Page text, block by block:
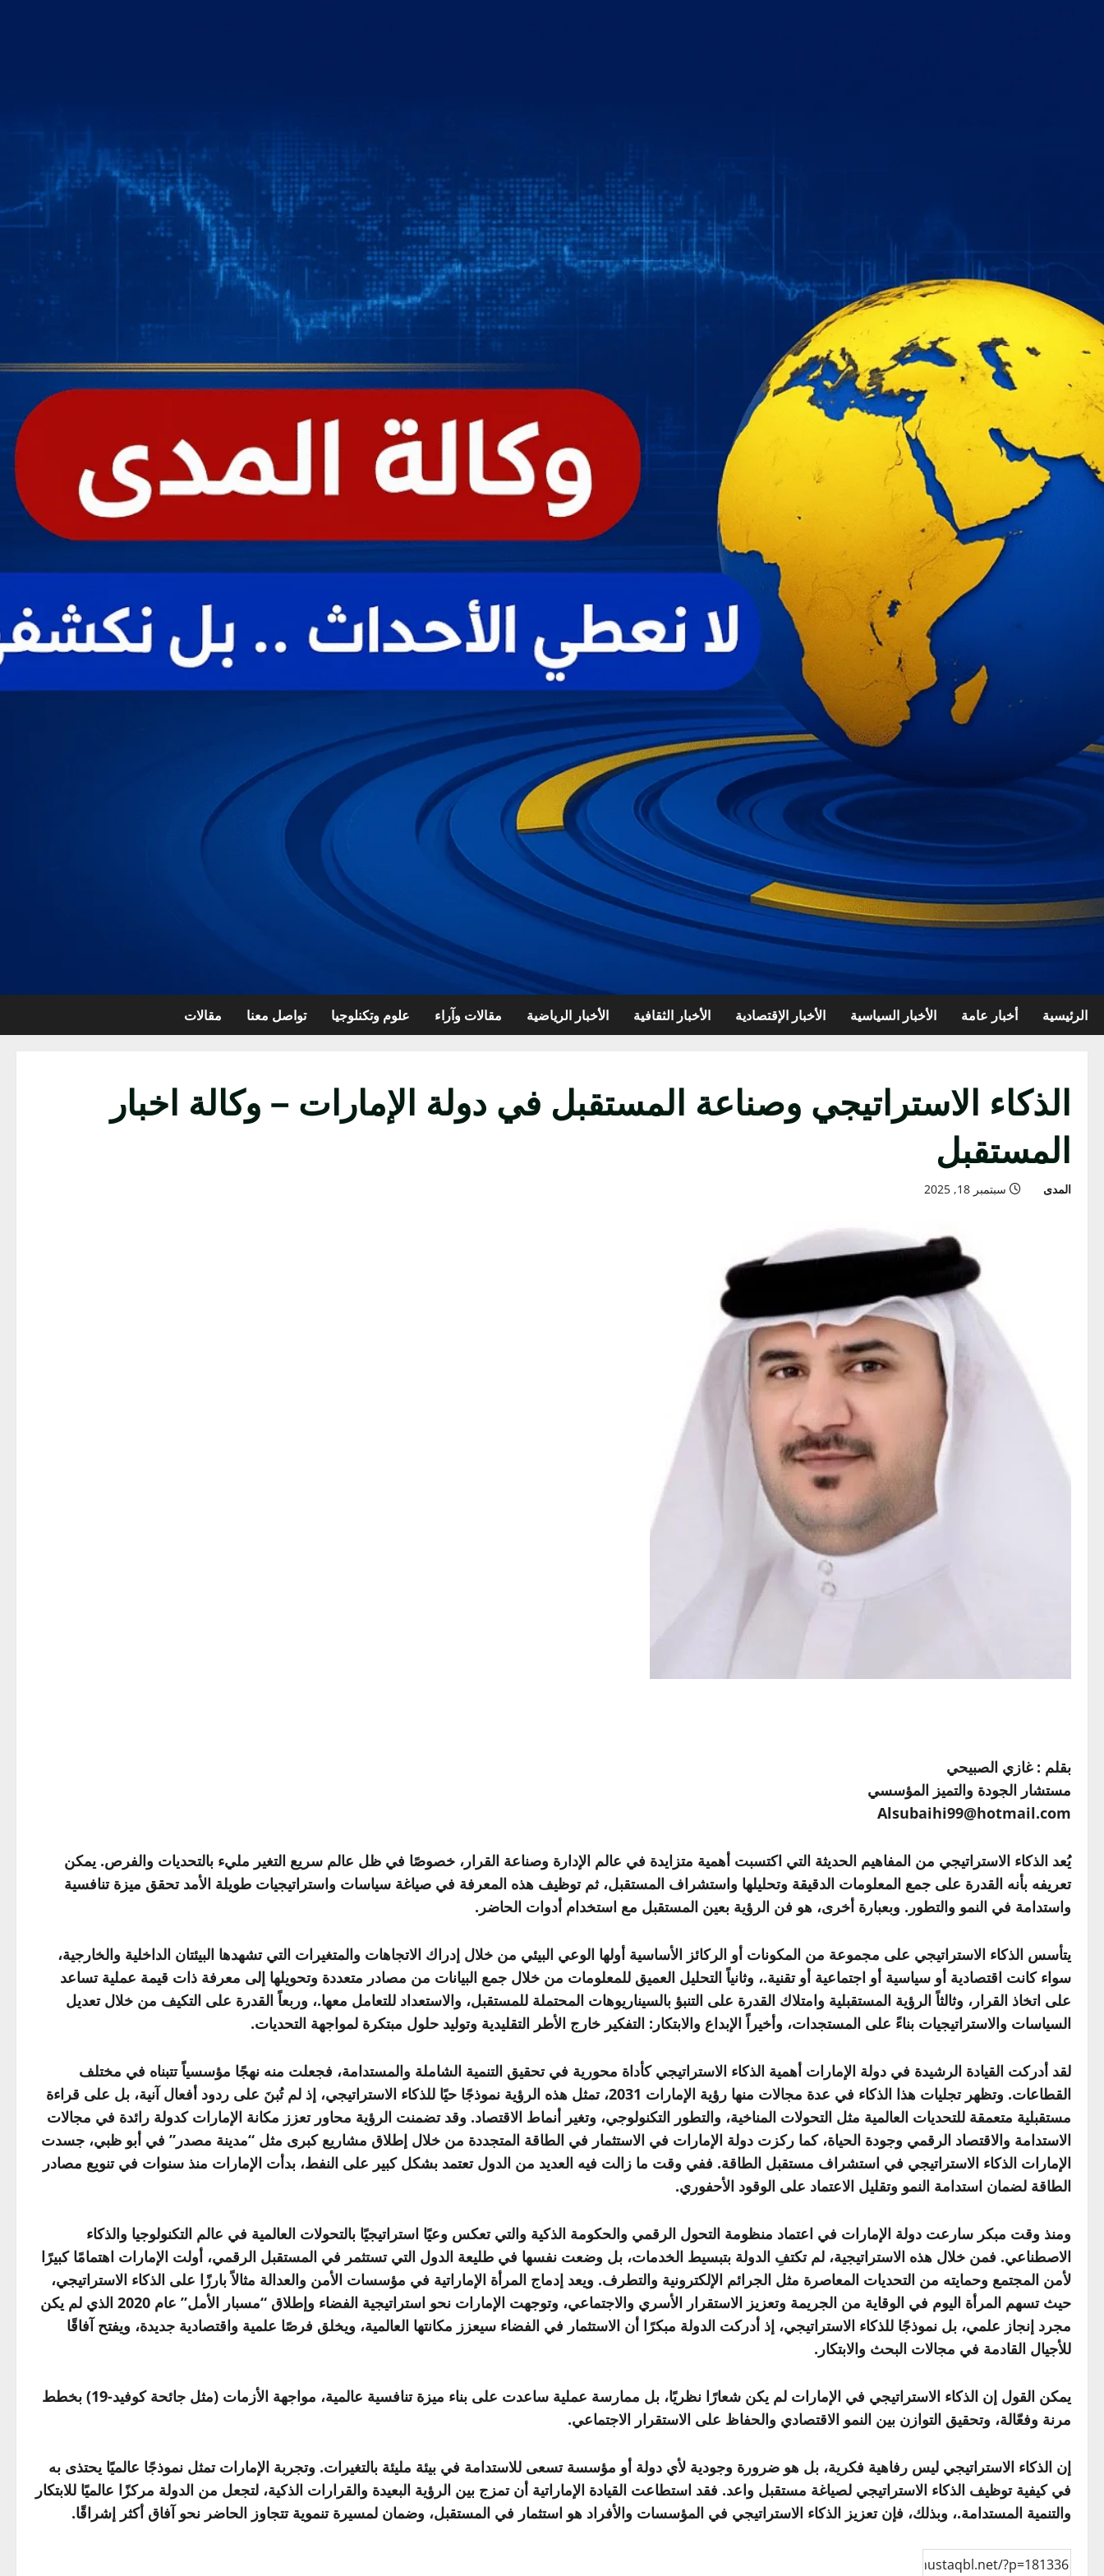
الرئيسية أخبار عامة الأخبار السياسية الأخبار الإقتصادية الأخبار الثقافية الأخبار الرياضية مقالات وآراء علوم وتكنلوجيا تواصل معنا مقالات
الذكاء الاستراتيجي وصناعة المستقبل في دولة الإمارات – وكالة اخبار
المستقبل
المدى سبتمبر 18, 2025
بقلم : غازي الصبيحي
مستشار الجودة والتميز المؤسسي
Alsubaihi99@hotmail.com
يُعد الذكاء الاستراتيجي من المفاهيم الحديثة التي اكتسبت أهمية متزايدة في عالم الإدارة وصناعة القرار، خصوصًا في ظل عالم سريع التغير مليء بالتحديات والفرص. يمكن
تعريفه بأنه القدرة على جمع المعلومات الدقيقة وتحليلها واستشراف المستقبل، ثم توظيف هذه المعرفة في صياغة سياسات واستراتيجيات طويلة الأمد تحقق ميزة تنافسية
واستدامة في النمو والتطور. وبعبارة أخرى، هو فن الرؤية بعين المستقبل مع استخدام أدوات الحاضر.
يتأسس الذكاء الاستراتيجي على مجموعة من المكونات أو الركائز الأساسية أولها الوعي البيئي من خلال إدراك الاتجاهات والمتغيرات التي تشهدها البيئتان الداخلية والخارجية،
سواء كانت اقتصادية أو سياسية أو اجتماعية أو تقنية.، وثانياً التحليل العميق للمعلومات من خلال جمع البيانات من مصادر متعددة وتحويلها إلى معرفة ذات قيمة عملية تساعد
على اتخاذ القرار، وثالثاً الرؤية المستقبلية وامتلاك القدرة على التنبؤ بالسيناريوهات المحتملة للمستقبل، والاستعداد للتعامل معها.، وربعاً القدرة على التكيف من خلال تعديل
السياسات والاستراتيجيات بناءً على المستجدات، وأخيراً الإبداع والابتكار: التفكير خارج الأطر التقليدية وتوليد حلول مبتكرة لمواجهة التحديات.
لقد أدركت القيادة الرشيدة في دولة الإمارات أهمية الذكاء الاستراتيجي كأداة محورية في تحقيق التنمية الشاملة والمستدامة، فجعلت منه نهجًا مؤسسياً تتبناه في مختلف
القطاعات. وتظهر تجليات هذا الذكاء في عدة مجالات منها رؤية الإمارات 2031، تمثل هذه الرؤية نموذجًا حيًا للذكاء الاستراتيجي، إذ لم تُبنَ على ردود أفعال آنية، بل على قراءة
مستقبلية متعمقة للتحديات العالمية مثل التحولات المناخية، والتطور التكنولوجي، وتغير أنماط الاقتصاد. وقد تضمنت الرؤية محاور تعزز مكانة الإمارات كدولة رائدة في مجالات
الاستدامة والاقتصاد الرقمي وجودة الحياة، كما ركزت دولة الإمارات في الاستثمار في الطاقة المتجددة من خلال إطلاق مشاريع كبرى مثل “مدينة مصدر” في أبو ظبي، جسدت
الإمارات الذكاء الاستراتيجي في استشراف مستقبل الطاقة. ففي وقت ما زالت فيه العديد من الدول تعتمد بشكل كبير على النفط، بدأت الإمارات منذ سنوات في تنويع مصادر
الطاقة لضمان استدامة النمو وتقليل الاعتماد على الوقود الأحفوري.
ومنذ وقت مبكر سارعت دولة الإمارات في اعتماد منظومة التحول الرقمي والحكومة الذكية والتي تعكس وعيًا استراتيجيًا بالتحولات العالمية في عالم التكنولوجيا والذكاء
الاصطناعي. فمن خلال هذه الاستراتيجية، لم تكتفِ الدولة بتبسيط الخدمات، بل وضعت نفسها في طليعة الدول التي تستثمر في المستقبل الرقمي، أولت الإمارات اهتمامًا كبيرًا
لأمن المجتمع وحمايته من التحديات المعاصرة مثل الجرائم الإلكترونية والتطرف. ويعد إدماج المرأة الإماراتية في مؤسسات الأمن والعدالة مثالاً بارزًا على الذكاء الاستراتيجي،
حيث تسهم المرأة اليوم في الوقاية من الجريمة وتعزيز الاستقرار الأسري والاجتماعي، وتوجهت الإمارات نحو استراتيجية الفضاء وإطلاق “مسبار الأمل” عام 2020 الذي لم يكن
مجرد إنجاز علمي، بل نموذجًا للذكاء الاستراتيجي، إذ أدركت الدولة مبكرًا أن الاستثمار في الفضاء سيعزز مكانتها العالمية، ويخلق فرصًا علمية واقتصادية جديدة، ويفتح آفاقًا
للأجيال القادمة في مجالات البحث والابتكار.
يمكن القول إن الذكاء الاستراتيجي في الإمارات لم يكن شعارًا نظريًا، بل ممارسة عملية ساعدت على بناء ميزة تنافسية عالمية، مواجهة الأزمات (مثل جائحة كوفيد-19) بخطط
مرنة وفعّالة، وتحقيق التوازن بين النمو الاقتصادي والحفاظ على الاستقرار الاجتماعي.
إن الذكاء الاستراتيجي ليس رفاهية فكرية، بل هو ضرورة وجودية لأي دولة أو مؤسسة تسعى للاستدامة في بيئة مليئة بالتغيرات. وتجربة الإمارات تمثل نموذجًا عالميًا يحتذى به
في كيفية توظيف الذكاء الاستراتيجي لصياغة مستقبل واعد. فقد استطاعت القيادة الإماراتية أن تمزج بين الرؤية البعيدة والقرارات الذكية، لتجعل من الدولة مركزًا عالميًا للابتكار
والتنمية المستدامة.، وبذلك، فإن تعزيز الذكاء الاستراتيجي في المؤسسات والأفراد هو استثمار في المستقبل، وضمان لمسيرة تنموية تتجاوز الحاضر نحو آفاق أكثر إشراقًا.